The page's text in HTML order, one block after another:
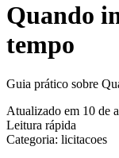
Quando
tempo
Guia prático sobre
Atualizado em 10 de
Leitura rápida
Categoria: licitacoes